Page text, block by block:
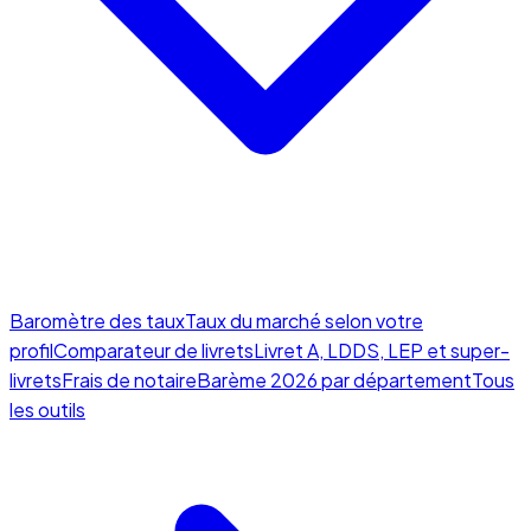
Baromètre des tauxTaux du marché selon votre
profilComparateur de livretsLivret A, LDDS, LEP et super-
livretsFrais de notaireBarème 2026 par départementTous
les outils